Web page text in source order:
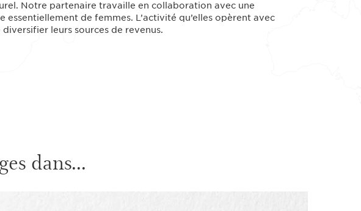
Notre partenaire travaille en collaboration avec une
essentiellement de femmes. L’activité qu’elles opèrent avec
diversifier leurs sources de revenus.
dans...